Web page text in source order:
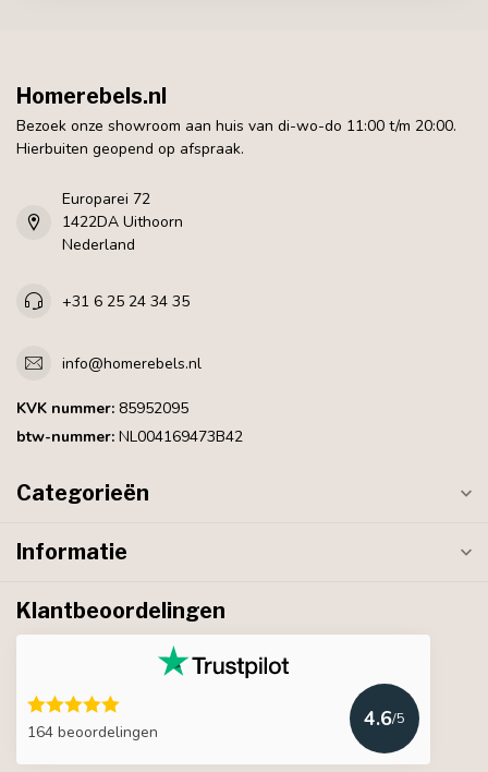
Homerebels.nl
Bezoek onze showroom aan huis van di-wo-do 11:00 t/m 20:00.
Hierbuiten geopend op afspraak.
Europarei 72
1422DA Uithoorn
Nederland
+31 6 25 24 34 35
info@homerebels.nl
KVK nummer: 85952095
btw-nummer: NL004169473B42
Categorieën
Informatie
Klantbeoordelingen
164 beoordelingen
4.6/5